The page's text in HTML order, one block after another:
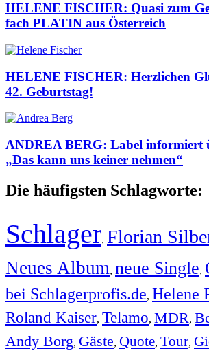
HELENE FISCHER: Quasi zum
fach PLATIN aus Österreich
HELENE FISCHER: Herzlichen
42. Geburtstag!
ANDREA BERG: Label informiert
„Das kann uns keiner nehmen“
Die häufigsten Schlagworte:
Schlager, Florian
Neues Album, neue Single,
bei Schlagerprofis.de, Helene
Roland Kaiser, Telamo, MDR,
Andy Borg, Gäste, Quote, Tour,